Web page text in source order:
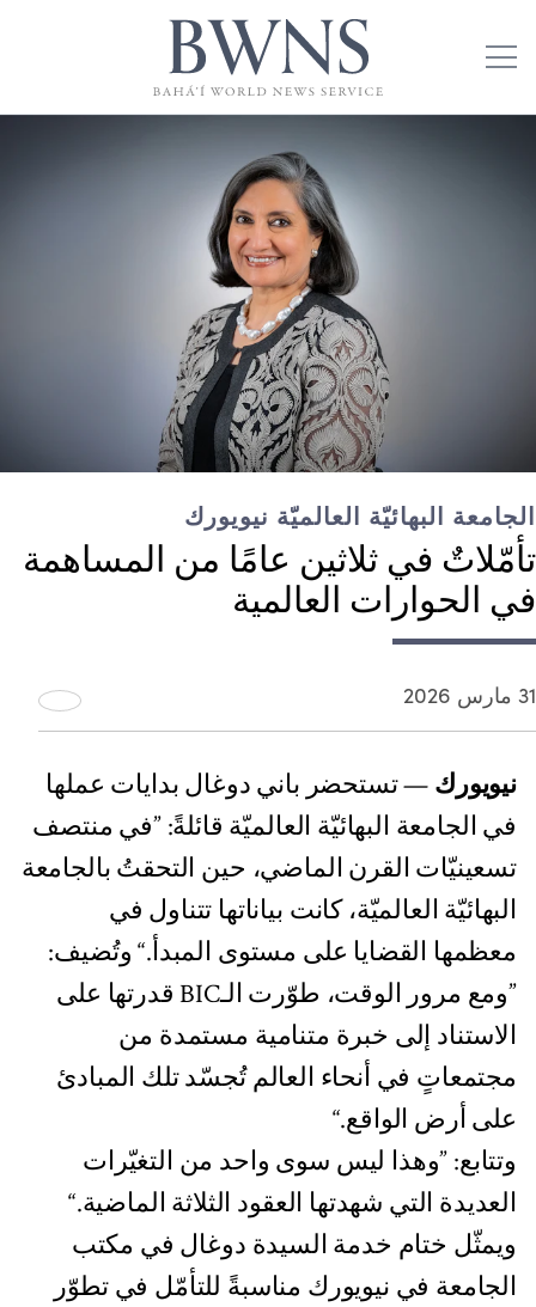
الجامعة البهائيّة العالميّة نيويورك
تأمّلاتٌ في ثلاثين عامًا من المساهمة
في الحوارات العالمية
31 مارس 2026
نيويورك — تستحضر باني دوغال بدايات عملها
في الجامعة البهائيّة العالميّة قائلةً: ”في منتصف
تسعينيّات القرن الماضي، حين التحقتُ بالجامعة
البهائيّة العالميّة، كانت بياناتها تتناول في
معظمها القضايا على مستوى المبدأ.“ وتُضيف:
”ومع مرور الوقت، طوّرت الـBIC قدرتها على
الاستناد إلى خبرة متنامية مستمدة من
مجتمعاتٍ في أنحاء العالم تُجسّد تلك المبادئ
على أرض الواقع.“
وتتابع: ”وهذا ليس سوى واحد من التغيّرات
العديدة التي شهدتها العقود الثلاثة الماضية.“
ويمثّل ختام خدمة السيدة دوغال في مكتب
الجامعة في نيويورك مناسبةً للتأمّل في تطوّر